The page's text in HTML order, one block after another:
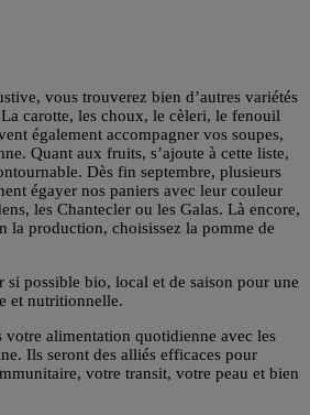
vous trouverez bien d’autres variétés
carotte, les choux, le cèleri, le fenouil
également accompagner vos soupes,
Quant aux fruits, s’ajoute à cette liste,
Dès fin septembre, plusieurs
égayer nos paniers avec leur couleur
les Chantecler ou les Galas. Là encore,
la production, choisissez la pomme de
si possible bio, local et de saison pour une
et nutritionnelle.
votre alimentation quotidienne avec les
Ils seront des alliés efficaces pour
votre transit, votre peau et bien